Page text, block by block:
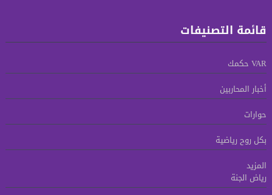
قائمة التصنيفات
VAR حكمك
أخبار المحاربين
حوارات
بكل روح رياضية
المزيد
رياض الجنة